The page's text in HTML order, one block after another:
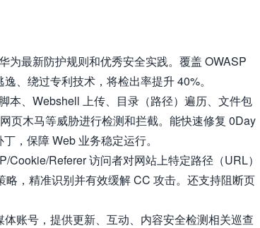
为最新防护规则和优秀安全实践。覆盖 OWASP
、绕过专利技术，将检出率提升 40%。
本、Webshell 上传、目录（路径）遍历、文件包
页木马等威胁进行检测和拦截。能快速修复 0Day
，保障 Web 业务稳定运行。
Cookie/Referer 访问者对网站上特定路径（URL）
，精准识别并有效缓解 CC 攻击。还支持阻断页
账号，提供更新、互动、内容安全检测相关巡查